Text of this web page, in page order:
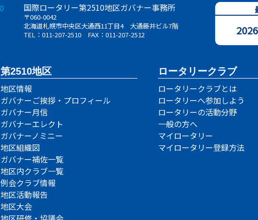
国際ロータリー第2510地区ガバナー事務所
〒060-0042
北海道札幌市中央区大通西11丁目4 大通藤井ビル7階
TEL：011-207-2510 FAX：011-207-2512
第2510地区
地区情報
ガバナーご挨拶・プロフィール
ガバナー月信
ガバナーエレクト
ガバナーノミニー
地区組織図
ガバナー補佐一覧
地区内クラブ一覧
例会クラブ情報
地区活動報告
地区大会
ロータリークラブ
ロータリークラブとは
ロータリーへ参加しよう
ロータリーの活動分野
一般の方へ
マイロータリー
マイロータリー登録方法